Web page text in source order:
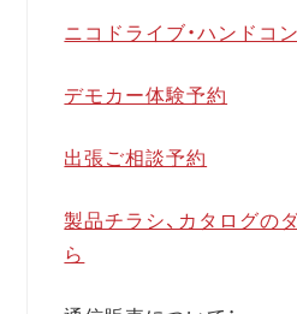
ニコドライブ・ハンドコ
デモカー体験予約
出張ご相談予約
製品チラシ、カタログの
ら